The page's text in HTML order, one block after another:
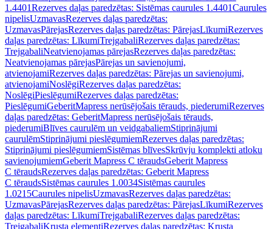
1.4401Rezerves daļas paredzētas: Sistēmas caurules 1.4401Caurules
nipelisUzmavasRezerves daļas paredzētas:
UzmavasPārejasRezerves daļas paredzētas: PārejasLīkumiRezerves
daļas paredzētas: LīkumiTrejgabaliRezerves daļas paredzētas:
TrejgabaliNeatvienojamas pārejasRezerves daļas paredzētas:
Neatvienojamas pārejasPārejas un savienojumi,
atvienojamiRezerves daļas paredzētas: Pārejas un savienojumi,
atvienojamiNoslēgiRezerves daļas paredzētas:
NoslēgiPieslēgumiRezerves daļas paredzētas:
PieslēgumiGeberitMapress nerūsējošais tērauds, piederumiRezerves
daļas paredzētas: GeberitMapress nerūsējošais tērauds,
piederumiBlīves caurulēm un veidgabaliemStiprinājumi
caurulēmStiprinājumi pieslēgumiemRezerves daļas paredzētas:
Stiprinājumi pieslēgumiemSistēmas blīvesSkrūvju komplekti atloku
savienojumiemGeberit Mapress C tēraudsGeberit Mapress
C tēraudsRezerves daļas paredzētas: Geberit Mapress
C tēraudsSistēmas caurules 1.0034Sistēmas caurules
1.0215Caurules nipelisUzmavasRezerves daļas paredzētas:
UzmavasPārejasRezerves daļas paredzētas: PārejasLīkumiRezerves
daļas paredzētas: LīkumiTrejgabaliRezerves daļas paredzētas:
TrejgabaliKrusta elementiRezerves daļas paredzētas: Krusta